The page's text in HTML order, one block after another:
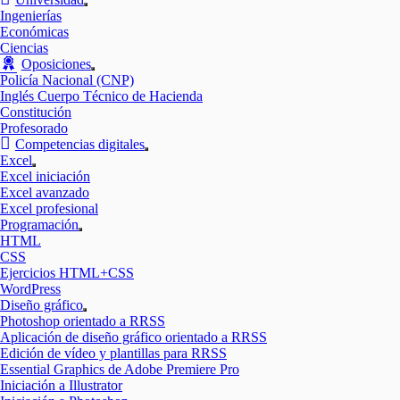
Mostrar
Ingenierías
Económicas
Ciencias
Oposiciones
Mostrar
el
submenú
Policía Nacional (CNP)
Inglés Cuerpo Técnico de Hacienda
Constitución
Profesorado
Competencias digitales
Mostrar
Excel
Mostrar
el
submenú
Excel iniciación
Excel avanzado
Excel profesional
Programación
Mostrar
HTML
CSS
Ejercicios HTML+CSS
WordPress
Diseño gráfico
Mostrar
el
submenú
Photoshop orientado a RRSS
Aplicación de diseño gráfico orientado a RRSS
Edición de vídeo y plantillas para RRSS
Essential Graphics de Adobe Premiere Pro
Iniciación a Illustrator